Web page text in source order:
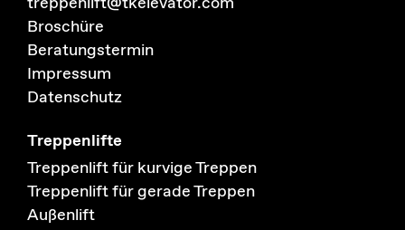
Broschüre
Beratungstermin
Impressum
Datenschutz
Treppenlifte
Treppenlift für kurvige Treppen
Treppenlift für gerade Treppen
Außenlift